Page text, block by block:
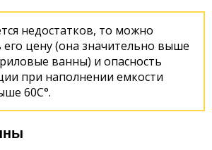
недостатков, то можно
цену (она значительно выше
ванны) и опасность
при наполнении емкости
60С°.